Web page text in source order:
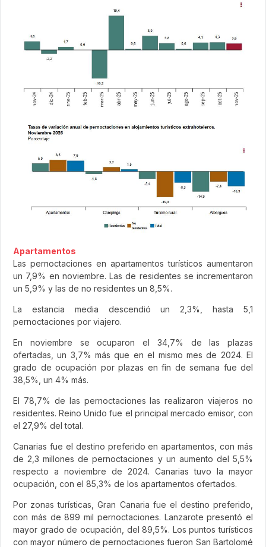
Apartamentos
Las pernoctaciones en apartamentos turísticos aumentaron
un 7,9% en noviembre. Las de residentes se incrementaron
un 5,9% y las de no residentes un 8,5%.
La estancia media descendió un 2,3%, hasta 5,1
pernoctaciones por viajero.
En noviembre se ocuparon el 34,7% de las plazas
ofertadas, un 3,7% más que en el mismo mes de 2024. El
grado de ocupación por plazas en fin de semana fue del
38,5%, un 4% más.
El 78,7% de las pernoctaciones las realizaron viajeros no
residentes. Reino Unido fue el principal mercado emisor, con
el 27,9% del total.
Canarias fue el destino preferido en apartamentos, con más
de 2,3 millones de pernoctaciones y un aumento del 5,5%
respecto a noviembre de 2024. Canarias tuvo la mayor
ocupación, con el 85,3% de los apartamentos ofertados.
Por zonas turísticas, Gran Canaria fue el destino preferido,
con más de 899 mil pernoctaciones. Lanzarote presentó el
mayor grado de ocupación, del 89,5%. Los puntos turísticos
con mayor número de pernoctaciones fueron San Bartolomé